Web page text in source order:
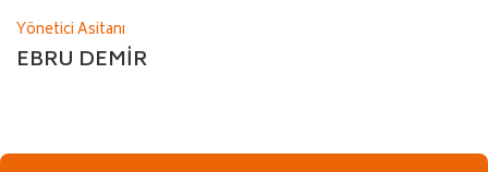
Yönetici Asitanı
EBRU DEMIR